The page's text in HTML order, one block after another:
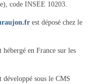
postales
code INSEE 10203.
est déposé chez le
hébergé en France sur les
développé sous le CMS